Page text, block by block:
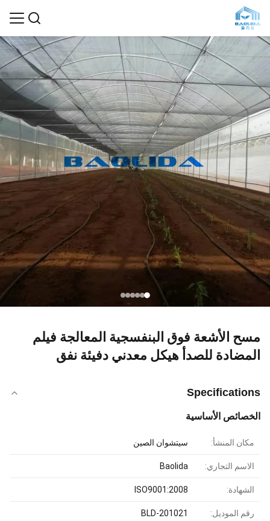
مسح الأشعة فوق البنفسجية المعالجة فيلم
المضادة للصدأ هيكل معدني دفيئة نفق
Specifications
الخصائص الأساسية
مكان المنشأ: سيتشوان الصين
الاسم التجاري: Baolida
الشهادة: ISO9001:2008
رقم الموديل: BLD-201021